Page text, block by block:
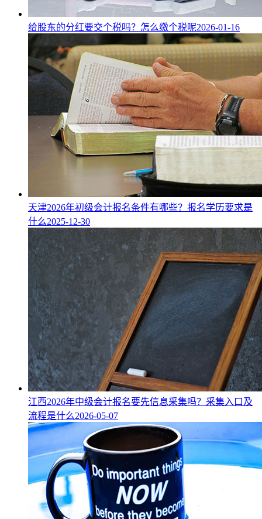
给股东的分红要交个税吗？怎么缴个税呢2026-01-16
天津2026年初级会计报名条件有哪些？报名学历要求是
什么2025-12-30
江西2026年中级会计报名要先信息采集吗？采集入口及
流程是什么2026-05-07